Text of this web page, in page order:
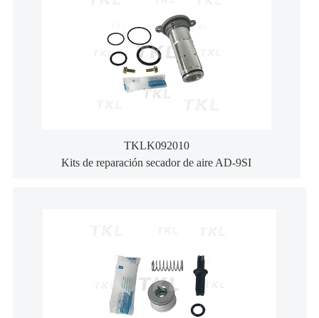
TKLK092010
Kits de reparación secador de aire AD-9SI